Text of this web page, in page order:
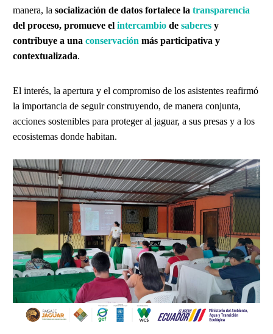
manera, la socialización de datos fortalece la transparencia
del proceso, promueve el intercambio de saberes y
contribuye a una conservación más participativa y
contextualizada.
El interés, la apertura y el compromiso de los asistentes reafirmó
la importancia de seguir construyendo, de manera conjunta,
acciones sostenibles para proteger al jaguar, a sus presas y a los
ecosistemas donde habitan.